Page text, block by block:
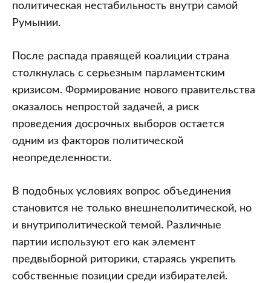
политическая нестабильность внутри самой
Румынии.
После распада правящей коалиции страна
столкнулась с серьезным парламентским
кризисом. Формирование нового правительства
оказалось непростой задачей, а риск
проведения досрочных выборов остается
одним из факторов политической
неопределенности.
В подобных условиях вопрос объединения
становится не только внешнеполитической, но
и внутриполитической темой. Различные
партии используют его как элемент
предвыборной риторики, стараясь укрепить
собственные позиции среди избирателей.